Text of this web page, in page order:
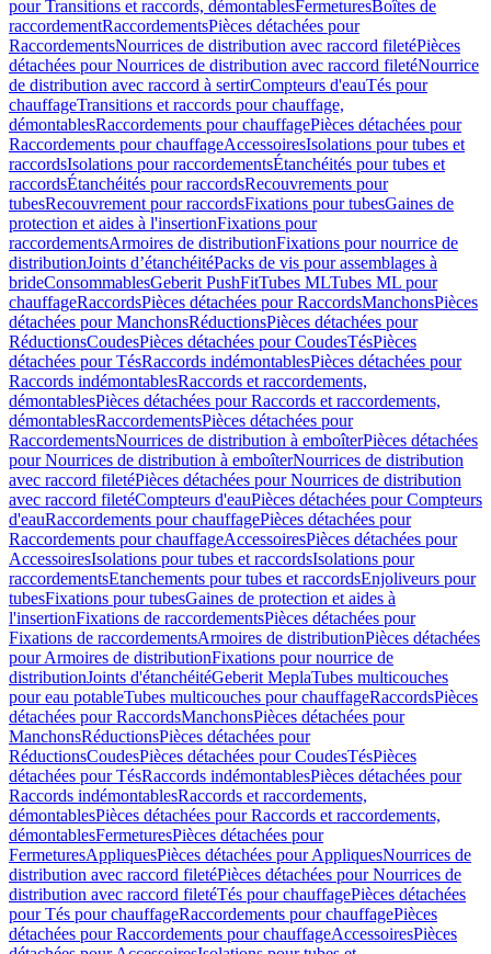
pour Transitions et raccords, démontablesFermeturesBoîtes de
raccordementRaccordementsPièces détachées pour
RaccordementsNourrices de distribution avec raccord filetéPièces
détachées pour Nourrices de distribution avec raccord filetéNourrice
de distribution avec raccord à sertirCompteurs d'eauTés pour
chauffageTransitions et raccords pour chauffage,
démontablesRaccordements pour chauffagePièces détachées pour
Raccordements pour chauffageAccessoiresIsolations pour tubes et
raccordsIsolations pour raccordementsÉtanchéités pour tubes et
raccordsÉtanchéités pour raccordsRecouvrements pour
tubesRecouvrement pour raccordsFixations pour tubesGaines de
protection et aides à l'insertionFixations pour
raccordementsArmoires de distributionFixations pour nourrice de
distributionJoints d’étanchéitéPacks de vis pour assemblages à
brideConsommablesGeberit PushFitTubes MLTubes ML pour
chauffageRaccordsPièces détachées pour RaccordsManchonsPièces
détachées pour ManchonsRéductionsPièces détachées pour
RéductionsCoudesPièces détachées pour CoudesTésPièces
détachées pour TésRaccords indémontablesPièces détachées pour
Raccords indémontablesRaccords et raccordements,
démontablesPièces détachées pour Raccords et raccordements,
démontablesRaccordementsPièces détachées pour
RaccordementsNourrices de distribution à emboîterPièces détachées
pour Nourrices de distribution à emboîterNourrices de distribution
avec raccord filetéPièces détachées pour Nourrices de distribution
avec raccord filetéCompteurs d'eauPièces détachées pour Compteurs
d'eauRaccordements pour chauffagePièces détachées pour
Raccordements pour chauffageAccessoiresPièces détachées pour
AccessoiresIsolations pour tubes et raccordsIsolations pour
raccordementsEtanchements pour tubes et raccordsEnjoliveurs pour
tubesFixations pour tubesGaines de protection et aides à
l'insertionFixations de raccordementsPièces détachées pour
Fixations de raccordementsArmoires de distributionPièces détachées
pour Armoires de distributionFixations pour nourrice de
distributionJoints d'étanchéitéGeberit MeplaTubes multicouches
pour eau potableTubes multicouches pour chauffageRaccordsPièces
détachées pour RaccordsManchonsPièces détachées pour
ManchonsRéductionsPièces détachées pour
RéductionsCoudesPièces détachées pour CoudesTésPièces
détachées pour TésRaccords indémontablesPièces détachées pour
Raccords indémontablesRaccords et raccordements,
démontablesPièces détachées pour Raccords et raccordements,
démontablesFermeturesPièces détachées pour
FermeturesAppliquesPièces détachées pour AppliquesNourrices de
distribution avec raccord filetéPièces détachées pour Nourrices de
distribution avec raccord filetéTés pour chauffagePièces détachées
pour Tés pour chauffageRaccordements pour chauffagePièces
détachées pour Raccordements pour chauffageAccessoiresPièces